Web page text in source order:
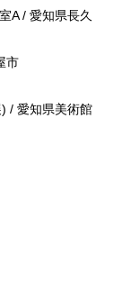
A / 愛知県長久
市
/ 愛知県美術館